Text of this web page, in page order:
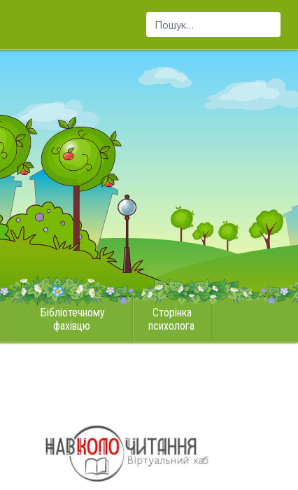
Пошук...
Бібліотечному
фахівцю
Сторінка
психолога